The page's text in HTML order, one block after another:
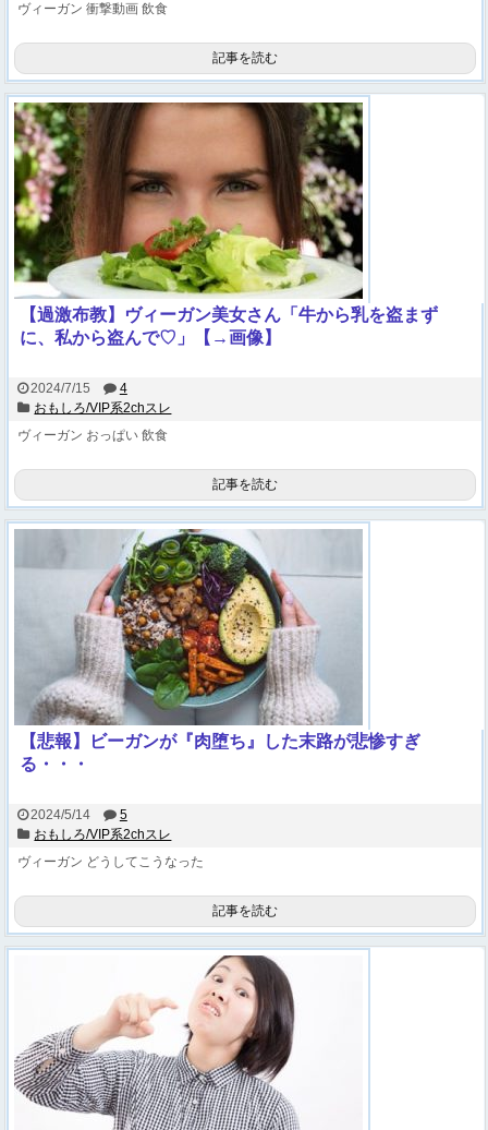
ヴィーガン 衝撃動画 飲食
記事を読む
【過激布教】ヴィーガン美女さん「牛から乳を盗まず
に、私から盗んで♡」【→画像】
2024/7/15
4
おもしろ/VIP系2chスレ
ヴィーガン おっぱい 飲食
記事を読む
【悲報】ビーガンが『肉堕ち』した末路が悲惨すぎ
る・・・
2024/5/14
5
おもしろ/VIP系2chスレ
ヴィーガン どうしてこうなった
記事を読む